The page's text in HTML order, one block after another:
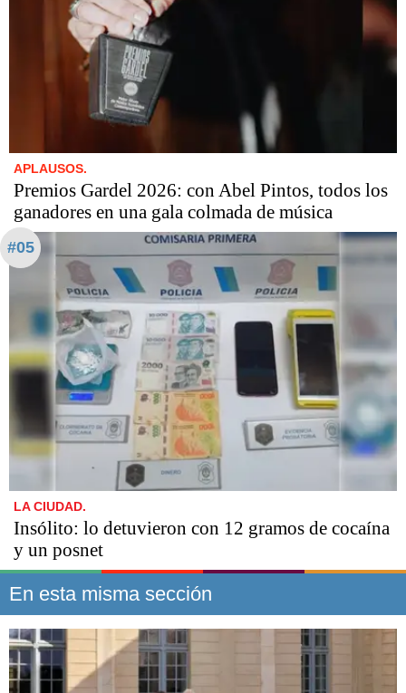
APLAUSOS.
Premios Gardel 2026: con Abel Pintos, todos los
ganadores en una gala colmada de música
#05
LA CIUDAD.
Insólito: lo detuvieron con 12 gramos de cocaína
y un posnet
En esta misma sección